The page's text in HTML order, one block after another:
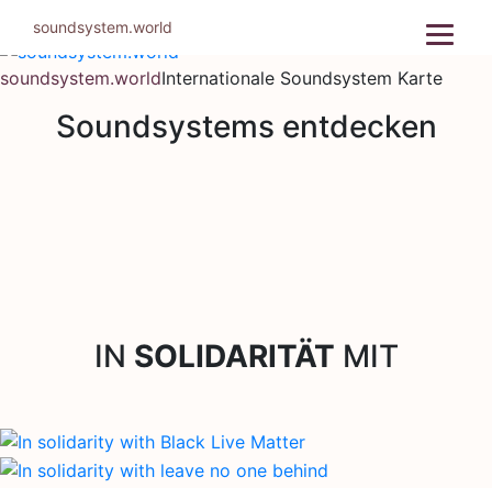
Inhalt
springen
soundsystem.worldInternationale Soundsystem Karte
Soundsystems entdecken
IN SOLIDARITÄT MIT
soundsystem.world